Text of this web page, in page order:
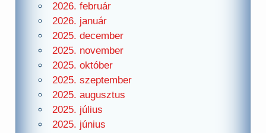
2026. február
2026. január
2025. december
2025. november
2025. október
2025. szeptember
2025. augusztus
2025. július
2025. június